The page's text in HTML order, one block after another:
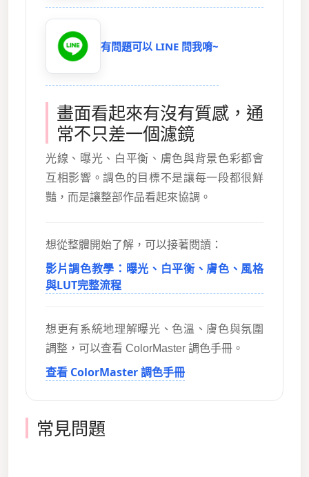
有問題可以 LINE 問我唷~
畫面看起來有沒有質感，通
常不只差一個濾鏡
光線、曝光、白平衡、膚色與背景色彩都會
互相影響。調色的目標不是讓每一段都很鮮
豔，而是讓整部作品看起來協調。
想從整體開始了解，可以接著閱讀：
影片調色教學：曝光、白平衡、膚色、風格
與LUT完整流程
想更有系統地理解曝光、色溫、膚色與氛圍
調整，可以查看 ColorMaster 調色手冊。
查看 ColorMaster 調色手冊
常見問題